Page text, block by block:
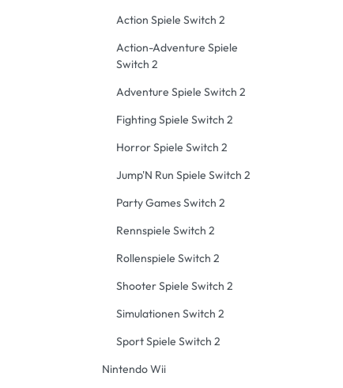
Action Spiele Switch 2
Action-Adventure Spiele
Switch 2
Adventure Spiele Switch 2
Fighting Spiele Switch 2
Horror Spiele Switch 2
Jump'N Run Spiele Switch 2
Party Games Switch 2
Rennspiele Switch 2
Rollenspiele Switch 2
Shooter Spiele Switch 2
Simulationen Switch 2
Sport Spiele Switch 2
Nintendo Wii